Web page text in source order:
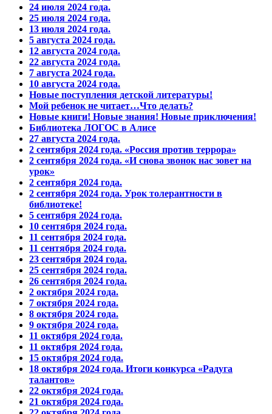
24 июля 2024 года.
25 июля 2024 года.
13 июля 2024 года.
5 августа 2024 года.
12 августа 2024 года.
22 августа 2024 года.
7 августа 2024 года.
10 августа 2024 года.
Новые поступления детской литературы!
Мой ребенок не читает…Что делать?
Новые книги! Новые знания! Новые приключения!
Библиотека ЛОГОС в Алисе
27 августа 2024 года.
2 сентября 2024 года. «Россия против террора»
2 сентября 2024 года. «И снова звонок нас зовет на
урок»
2 сентября 2024 года.
2 сентября 2024 года. Урок толерантности в
библиотеке!
5 сентября 2024 года.
10 сентября 2024 года.
11 сентября 2024 года.
11 сентября 2024 года.
23 сентября 2024 года.
25 сентября 2024 года.
26 сентября 2024 года.
2 октября 2024 года.
7 октября 2024 года.
8 октября 2024 года.
9 октября 2024 года.
11 октября 2024 года.
11 октября 2024 года.
15 октября 2024 года.
18 октября 2024 года. Итоги конкурса «Радуга
талантов»
22 октября 2024 года.
21 октября 2024 года.